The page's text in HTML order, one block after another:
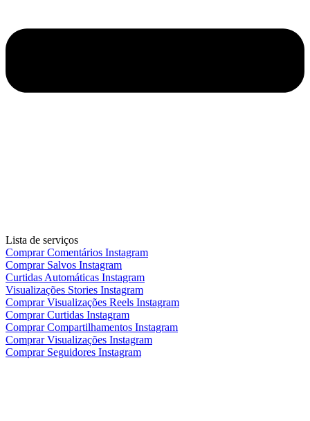
Lista de serviços
Comprar Comentários Instagram
Comprar Salvos Instagram
Curtidas Automáticas Instagram
Visualizações Stories Instagram
Comprar Visualizações Reels Instagram
Comprar Curtidas Instagram
Comprar Compartilhamentos Instagram
Comprar Visualizações Instagram
Comprar Seguidores Instagram